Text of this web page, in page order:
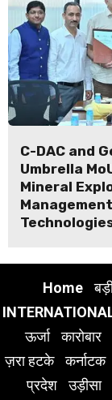
C-DAC and
Umbrella
Mineral
Home
ऊर्जा
कारोबार
ज़रा हटके
कर्नाटक
प्रदेश
उड़ीसा